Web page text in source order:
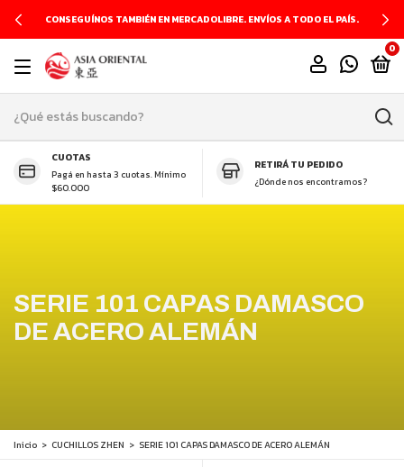
CONSEGUÍNOS TAMBIÉN EN MERCADOLIBRE. ENVÍOS A TODO EL PAÍS.
0
CUOTAS
Pagá en hasta 3 cuotas. Mínimo
$60.000
RETIRÁ TU PEDIDO
¿Dónde nos encontramos?
SERIE 101 CAPAS DAMASCO
DE ACERO ALEMÁN
Inicio > CUCHILLOS ZHEN > SERIE 101 CAPAS DAMASCO DE ACERO ALEMÁN